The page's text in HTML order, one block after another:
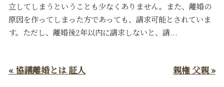
立してしまうということも少なくありません。また、離婚の
原因を作ってしまった方であっても、請求可能とされていま
す。ただし、離婚後2年以内に請求しないと、請...
« 協議離婚とは 証人
親権 父親 »